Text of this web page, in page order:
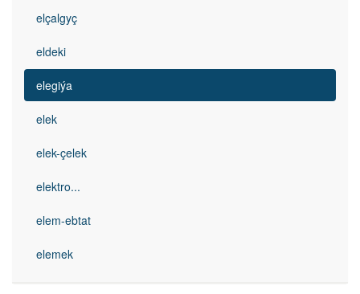
elçalgyç
eldeki
elegiýa
elek
elek-çelek
elektro...
elem-ebtat
elemek